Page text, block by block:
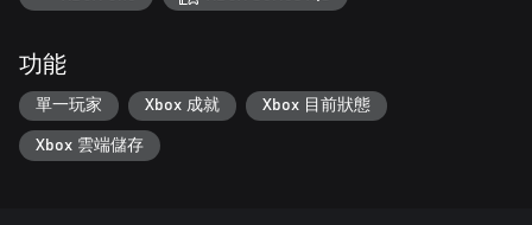
功能
單一玩家 Xbox 成就 Xbox 目前狀態
Xbox 雲端儲存